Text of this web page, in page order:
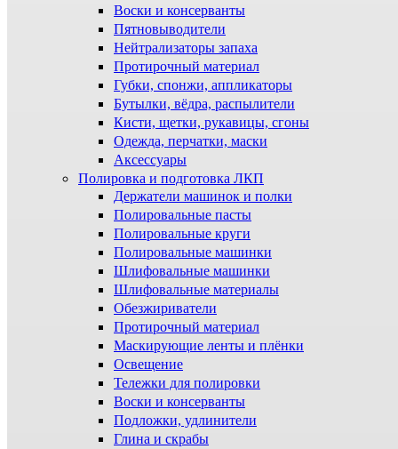
Воски и консерванты
Пятновыводители
Нейтрализаторы запаха
Протирочный материал
Губки, спонжи, аппликаторы
Бутылки, вёдра, распылители
Кисти, щетки, рукавицы, сгоны
Одежда, перчатки, маски
Аксессуары
Полировка и подготовка ЛКП
Держатели машинок и полки
Полировальные пасты
Полировальные круги
Полировальные машинки
Шлифовальные машинки
Шлифовальные материалы
Обезжириватели
Протирочный материал
Маскирующие ленты и плёнки
Освещение
Тележки для полировки
Воски и консерванты
Подложки, удлинители
Глина и скрабы